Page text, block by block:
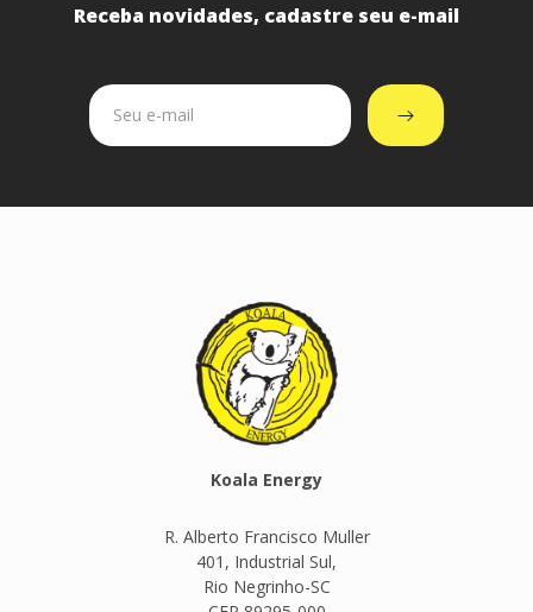
Receba novidades, cadastre seu e-mail
Koala Energy
R. Alberto Francisco Muller
401, Industrial Sul,
Rio Negrinho-SC